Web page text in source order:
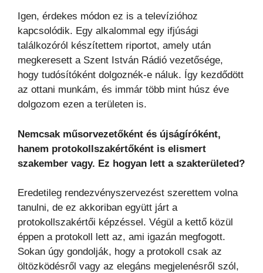
Igen, érdekes módon ez is a televízióhoz
kapcsolódik. Egy alkalommal egy ifjúsági
találkozóról készítettem riportot, amely után
megkeresett a Szent István Rádió vezetősége,
hogy tudósítóként dolgoznék-e náluk. Így kezdődött
az ottani munkám, és immár több mint húsz éve
dolgozom ezen a területen is.
Nemcsak műsorvezetőként és újságíróként,
hanem protokollszakértőként is elismert
szakember vagy. Ez hogyan lett a szakterületed?
Eredetileg rendezvényszervezést szerettem volna
tanulni, de ez akkoriban együtt járt a
protokollszakértői képzéssel. Végül a kettő közül
éppen a protokoll lett az, ami igazán megfogott.
Sokan úgy gondolják, hogy a protokoll csak az
öltözködésről vagy az elegáns megjelenésről szól,